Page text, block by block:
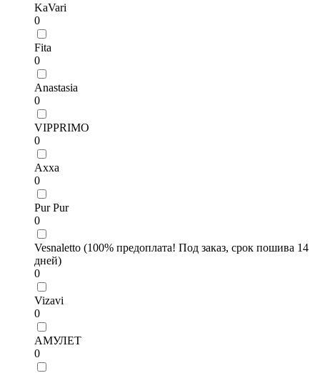
KaVari
0
Fita
0
Anastasia
0
VIPPRIMO
0
Axxa
0
Pur Pur
0
Vesnaletto (100% предоплата! Под заказ, срок пошива 14
дней)
0
Vizavi
0
АМУЛЕТ
0